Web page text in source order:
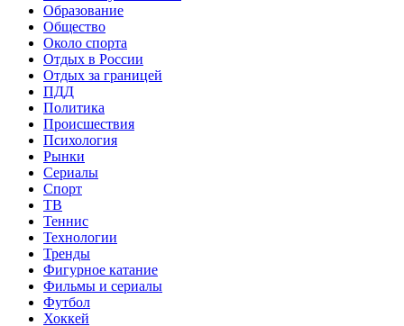
Образование
Общество
Около спорта
Отдых в России
Отдых за границей
ПДД
Политика
Происшествия
Психология
Рынки
Сериалы
Спорт
ТВ
Теннис
Технологии
Тренды
Фигурное катание
Фильмы и сериалы
Футбол
Хоккей